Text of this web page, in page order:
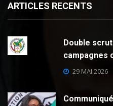
ARTICLES RECENTS
Double
campagnes
29 MAI 2026